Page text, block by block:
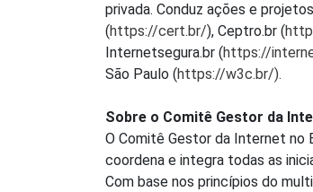
privada. Conduz ações e
(https://cert.br/), Ceptro.br (
Internetsegura.br (https://
São Paulo (https://w3c.br/).
Sobre o Comitê Gestor da
O Comitê Gestor da Internet no
coordena e integra todas as
Com base nos princípios do